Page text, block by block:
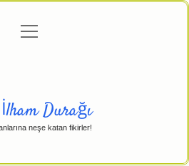
Politikası
menüyü
aç
Durağı
neşe katan fikirler!